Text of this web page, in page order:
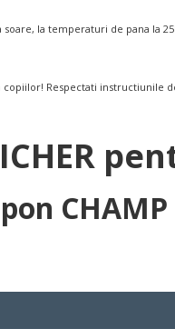
la temperaturi de pana la
copiilor! Respectati